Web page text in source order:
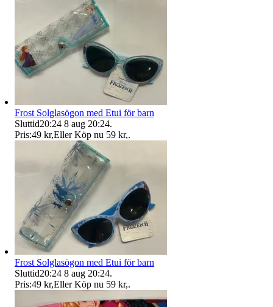
Frost Solglasögon med Etui för barn
Sluttid20:24 8 aug 20:24.
Pris:49 kr,Eller Köp nu 59 kr,.
Frost Solglasögon med Etui för barn
Sluttid20:24 8 aug 20:24.
Pris:49 kr,Eller Köp nu 59 kr,.